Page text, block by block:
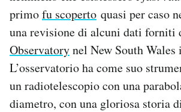
primofu scoperto quasi per caso
una revisione di alcuni dati forniti
Observatorynel New South
L’osservatorio ha come suo
un radiotelescopio con una
diametro, con una gloriosa storia